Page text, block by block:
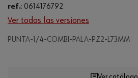
ref.: 0614176792
Ver todas las versiones
PUNTA-1/4-COMBI-PALA-PZ2-L73MM